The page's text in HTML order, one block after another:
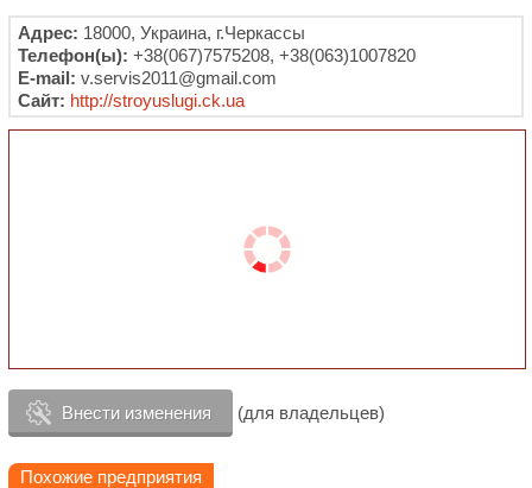
Адрес: 18000, Украина, г.Черкассы
Телефон(ы): +38(067)7575208, +38(063)1007820
E-mail: v.servis2011@gmail.com
Сайт: http://stroyuslugi.ck.ua
Внести изменения (для владельцев)
Похожие предприятия